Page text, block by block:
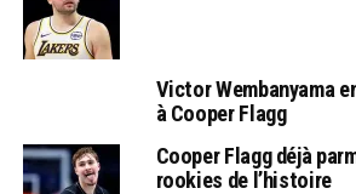
Victor Wembanyama
à Cooper Flagg
Cooper Flagg déjà
rookies de l’histoire